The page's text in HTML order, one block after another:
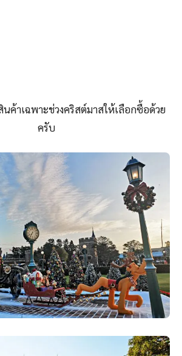
ค้าเฉพาะช่วงคริสต์มาสให้เลือกซื้อด้วย
ครับ